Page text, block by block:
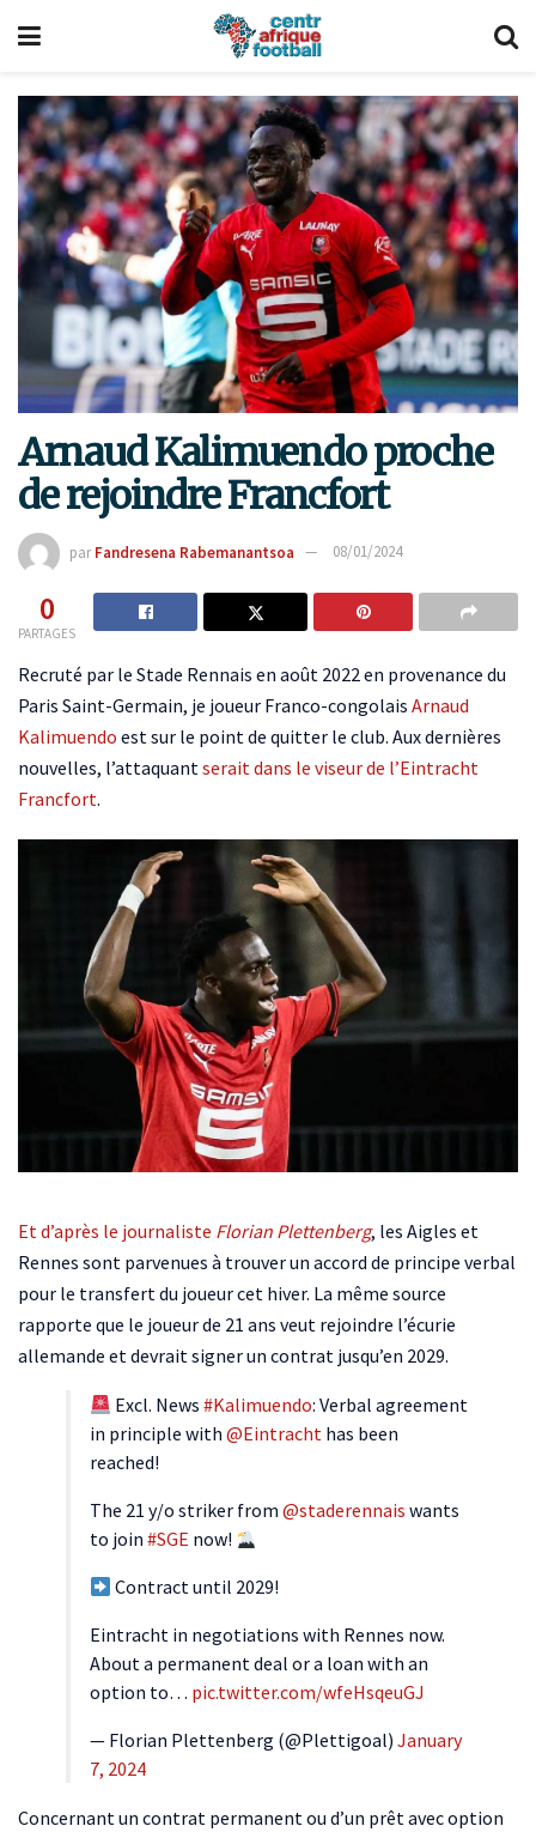
Arnaud Kalimuendo proche
de rejoindre Francfort
par Fandresena Rabemanantsoa 08/01/2024
0
PARTAGES
Recruté par le Stade Rennais en août 2022 en provenance du
Paris Saint-Germain, je joueur Franco-congolais Arnaud
Kalimuendo est sur le point de quitter le club. Aux dernières
nouvelles, l’attaquant serait dans le viseur de l’Eintracht
Francfort.
Et d’après le journaliste Florian Plettenberg, les Aigles et
Rennes sont parvenues à trouver un accord de principe verbal
pour le transfert du joueur cet hiver. La même source
rapporte que le joueur de 21 ans veut rejoindre l’écurie
allemande et devrait signer un contrat jusqu’en 2029.
Excl. News#Kalimuendo: Verbal agreement
in principle with @Eintracht has been
reached!
The 21 y/o striker from @staderennais wants
to join #SGE now!
Contract until 2029!
Eintracht in negotiations with Rennes now.
About a permanent deal or a loan with an
option to… pic.twitter.com/wfeHsqeuGJ
— Florian Plettenberg (@Plettigoal) January
7, 2024
Concernant un contrat permanent ou d’un prêt avec option